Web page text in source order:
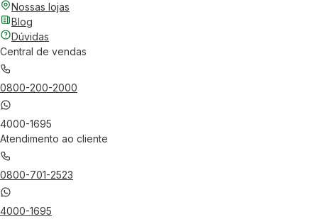
Nossas lojas
Blog
Dúvidas
Central de vendas
0800-200-2000
4000-1695
Atendimento ao cliente
0800-701-2523
4000-1695